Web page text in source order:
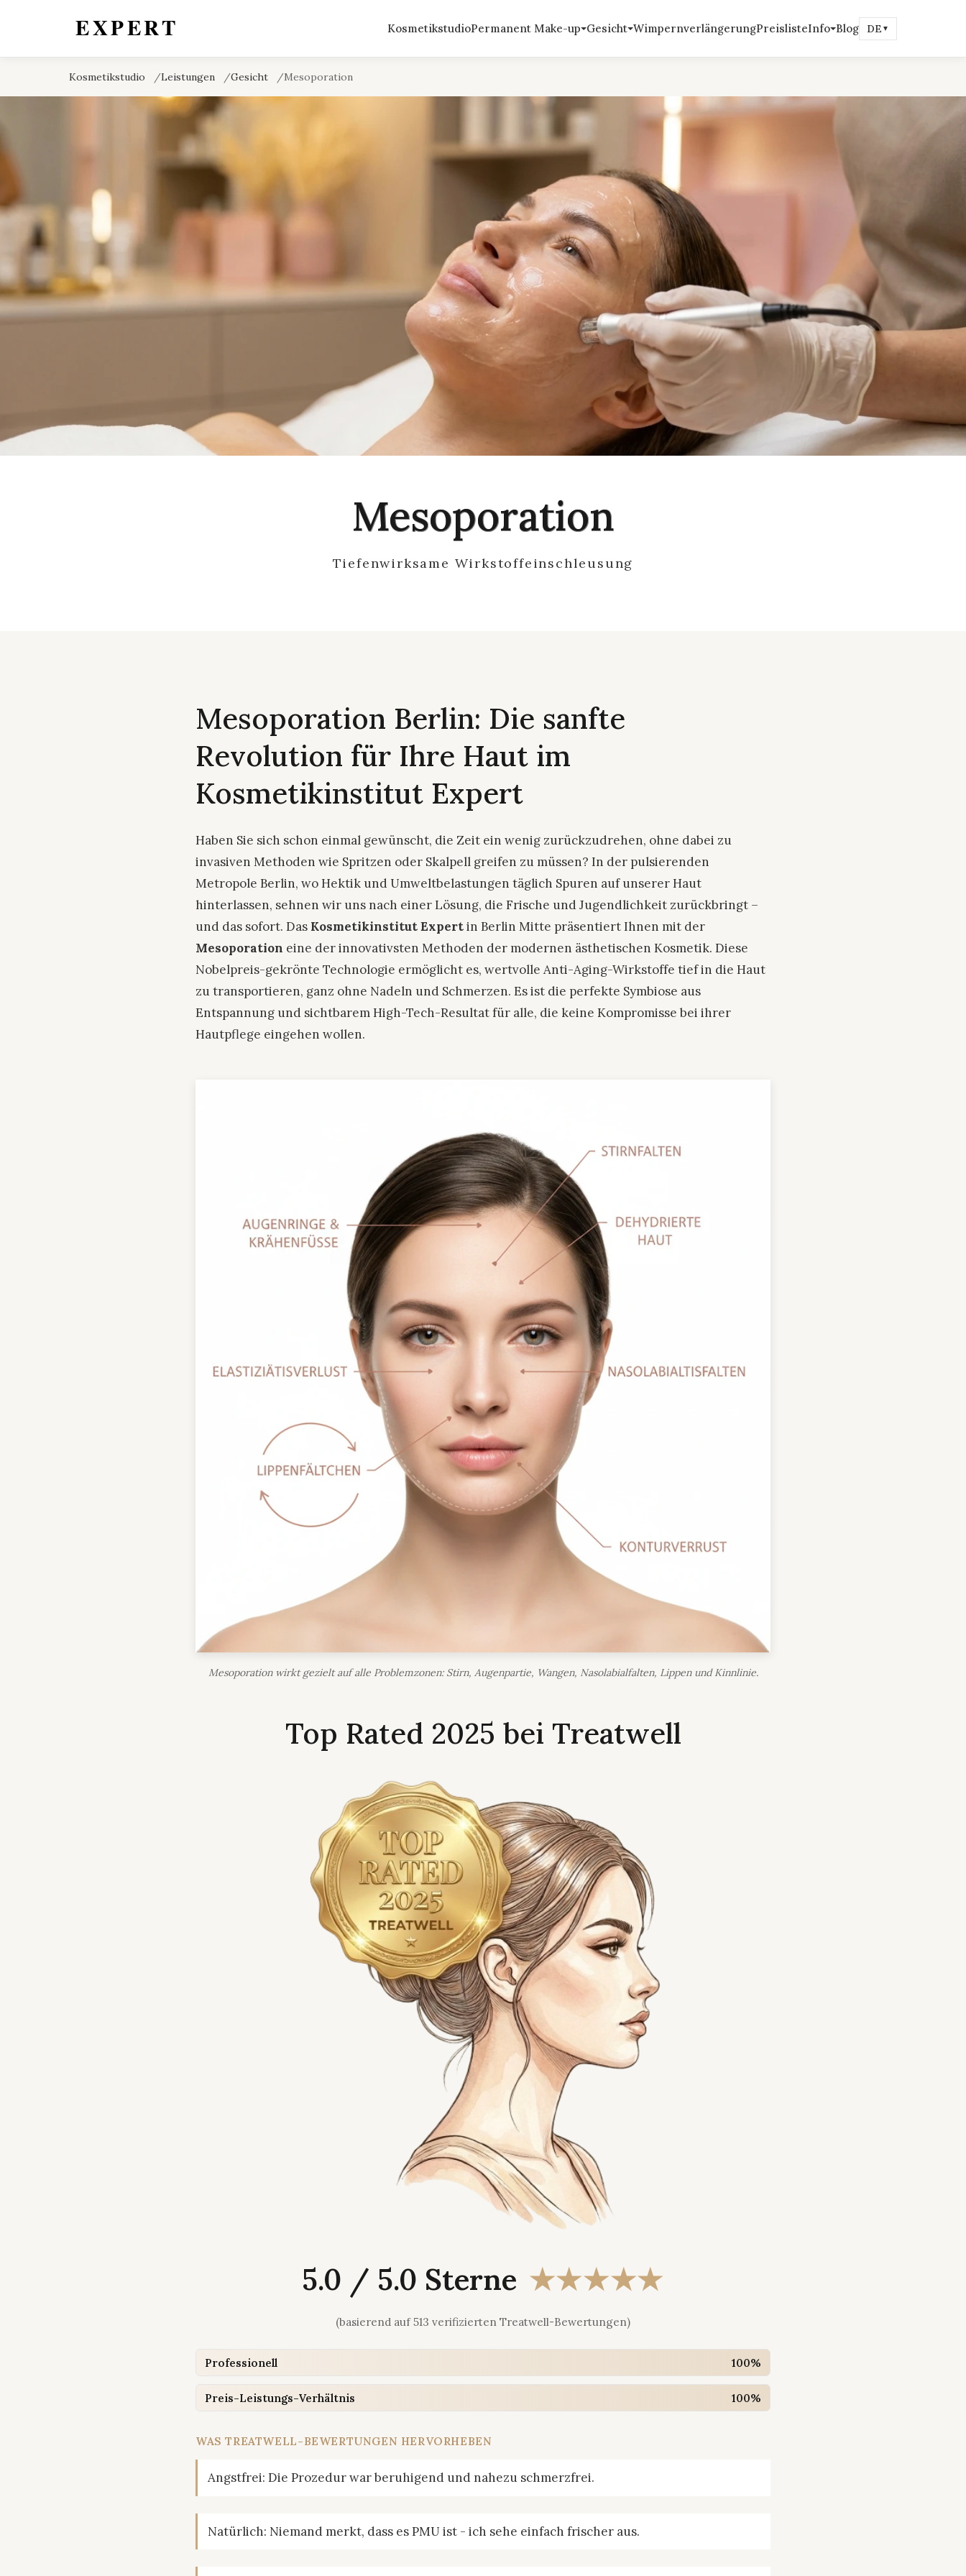
KosmetikstudioPermanent Make-up Gesicht WimpernverlängerungPreislisteInfo Blog DE ▼
Kosmetikstudio Leistungen Gesicht Mesoporation
Mesoporation
Tiefenwirksame Wirkstoffeinschleusung
Mesoporation Berlin: Die sanfte
Revolution für Ihre Haut im
Kosmetikinstitut Expert
Haben Sie sich schon einmal gewünscht, die Zeit ein wenig zurückzudrehen, ohne dabei zu
invasiven Methoden wie Spritzen oder Skalpell greifen zu müssen? In der pulsierenden
Metropole Berlin, wo Hektik und Umweltbelastungen täglich Spuren auf unserer Haut
hinterlassen, sehnen wir uns nach einer Lösung, die Frische und Jugendlichkeit zurückbringt –
und das sofort. Das Kosmetikinstitut Expertin Berlin Mitte präsentiert Ihnen mit der
Mesoporation eine der innovativsten Methoden der modernen ästhetischen Kosmetik. Diese
Nobelpreis-gekrönte Technologie ermöglicht es, wertvolle Anti-Aging-Wirkstoffe tief in die Haut
zu transportieren, ganz ohne Nadeln und Schmerzen. Es ist die perfekte Symbiose aus
Entspannung und sichtbarem High-Tech-Resultat für alle, die keine Kompromisse bei ihrer
Hautpflege eingehen wollen.
Mesoporation wirkt gezielt auf alle Problemzonen: Stirn, Augenpartie, Wangen, Nasolabialfalten, Lippen und Kinnlinie.
Top Rated 2025 bei Treatwell
5.0 / 5.0 Sterne ★★★★★
(basierend auf 513 verifizierten Treatwell-Bewertungen)
Professionell 100%
Preis-Leistungs-Verhältnis 100%
WAS TREATWELL-BEWERTUNGEN HERVORHEBEN
Angstfrei: Die Prozedur war beruhigend und nahezu schmerzfrei.
Natürlich: Niemand merkt, dass es PMU ist - ich sehe einfach frischer aus.